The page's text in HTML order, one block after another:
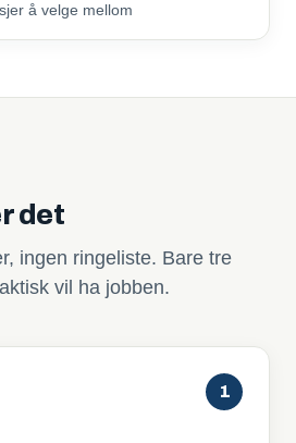
å velge mellom
det
ingen ringeliste. Bare tre
vil ha jobben.
1